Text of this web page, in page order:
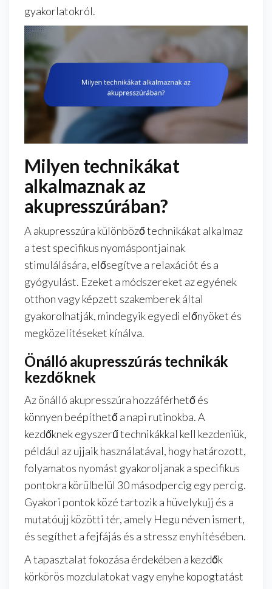
gyakorlatokról.
Milyen technikákat
alkalmaznak az
akupresszúrában?
A akupresszúra különböző technikákat alkalmaz
a test specifikus nyomáspontjainak
stimulálására, elősegítve a relaxációt és a
gyógyulást. Ezeket a módszereket az egyének
otthon vagy képzett szakemberek által
gyakorolhatják, mindegyik egyedi előnyöket és
megközelítéseket kínálva.
Önálló akupresszúrás technikák
kezdőknek
Az önálló akupresszúra hozzáférhető és
könnyen beépíthető a napi rutinokba. A
kezdőknek egyszerű technikákkal kell kezdeniük,
például az ujjaik használatával, hogy határozott,
folyamatos nyomást gyakoroljanak a specifikus
pontokra körülbelül 30 másodpercig egy percig.
Gyakori pontok közé tartozik a hüvelykujj és a
mutatóujj közötti tér, amely Hegu néven ismert,
és segíthet a fejfájás és a stressz enyhítésében.
A tapasztalat fokozása érdekében a kezdők
körkörös mozdulatokat vagy enyhe kopogtatást